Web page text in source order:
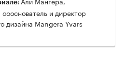
и директор
дизайна Mangera Yvars